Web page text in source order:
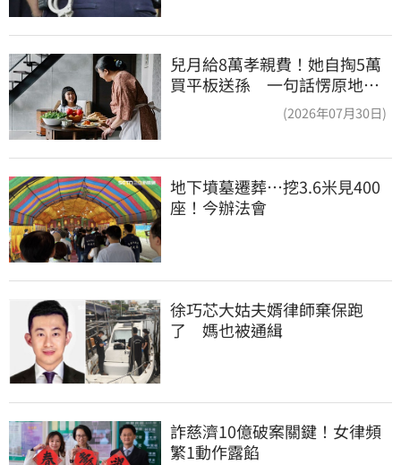
兒月給8萬孝親費！她自掏5萬
買平板送孫 一句話愣原地
(2026年07月30日)
地下墳墓遷葬…挖3.6米見400
座！今辦法會
徐巧芯大姑夫婿律師棄保跑
了　媽也被通緝
詐慈濟10億破案關鍵！女律頻
繁1動作露餡